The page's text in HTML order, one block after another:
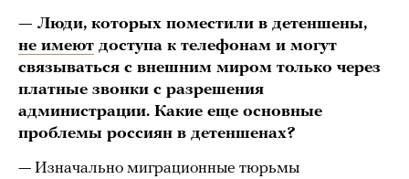
— Люди, которых поместили в детеншены,
не имеют доступа к телефонам и могут
связываться с внешним миром только через
платные звонки с разрешения
администрации. Какие еще основные
проблемы россиян в детеншенах?
— Изначально миграционные тюрьмы